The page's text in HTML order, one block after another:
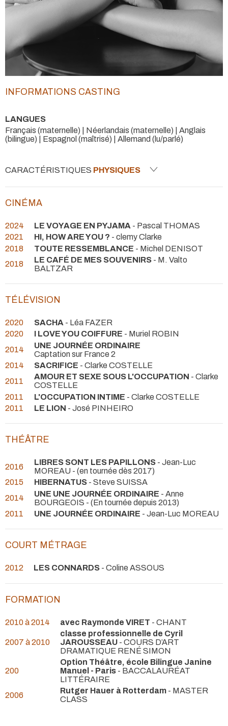
INFORMATIONS CASTING
LANGUES
Français (maternelle) | Néerlandais (maternelle) | Anglais
(bilingue) | Espagnol (maîtrisé) | Allemand (lu/parlé)
CARACTÉRISTIQUES PHYSIQUES
CINÉMA
2024 LE VOYAGE EN PYJAMA - Pascal THOMAS
2021
HI, HOW ARE YOU ? - clemy Clarke
2018
TOUTE RESSEMBLANCE - Michel DENISOT
2018
LE CAFÉ DE MES SOUVENIRS - M. Valto
BALTZAR
TÉLÉVISION
2020 SACHA - Léa FAZER
2020
I LOVE YOU COIFFURE - Muriel ROBIN
2014
UNE JOURNÉE ORDINAIRE
Captation sur France 2
2014
SACRIFICE - Clarke COSTELLE
2011
AMOUR ET SEXE SOUS L'OCCUPATION - Clarke
COSTELLE
2011
L'OCCUPATION INTIME - Clarke COSTELLE
2011
LE LION - José PINHEIRO
THÉÂTRE
2016 LIBRES SONT LES PAPILLONS - Jean-Luc
MOREAU - (en tournée dès 2017)
2015
HIBERNATUS - Steve SUISSA
2014
UNE UNE JOURNÉE ORDINAIRE - Anne
BOURGEOIS - (En tournée depuis 2013)
2011
UNE JOURNÉE ORDINAIRE - Jean-Luc MOREAU
COURT MÉTRAGE
2012 LES CONNARDS - Coline ASSOUS
FORMATION
2010 à 2014 avec Raymonde VIRET - CHANT
2007 à 2010
classe professionnelle de Cyril
JAROUSSEAU - COURS D’ART
DRAMATIQUE RENÉ SIMON
200
Option Théâtre, école Bilingue Janine
Manuel - Paris - BACCALAURÉAT
LITTÉRAIRE
2006
Rutger Hauer à Rotterdam - MASTER
CLASS